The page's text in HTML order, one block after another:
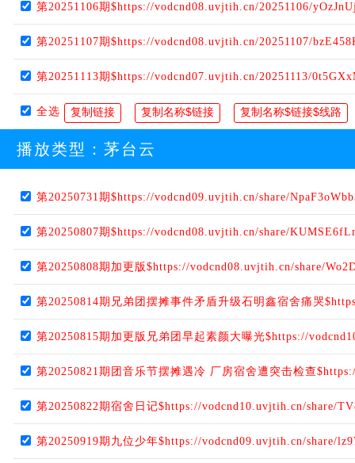
第20251106期$https://vodcnd08.uvjtih.cn/20251106/
第20251107期$https://vodcnd08.uvjtih.cn/20251107/
第20251113期$https://vodcnd07.uvjtih.cn/20251113/
全选
播放类型： 茅台云
第20250731期$https://vodcnd09.uvjtih.cn/share/
第20250807期$https://vodcnd08.uvjtih.cn/share/
第20250808期加更版$https://vodcnd08.uvjtih.cn/share/
第20250814期兄弟团摆摊事件矛盾升级石明鑫宿舍痛哭
第20250815期加更版兄弟团早起素颜大曝光$https://
第20250821期团音乐节摆摊遇冷 厂房宿舍遭突击检查
第20250822期宿舍日记$https://vodcnd10.uvjtih.cn/share/
第20250919期九位少年$https://vodcnd09.uvjtih.cn/share/